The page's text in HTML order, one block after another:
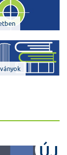
ÚJ